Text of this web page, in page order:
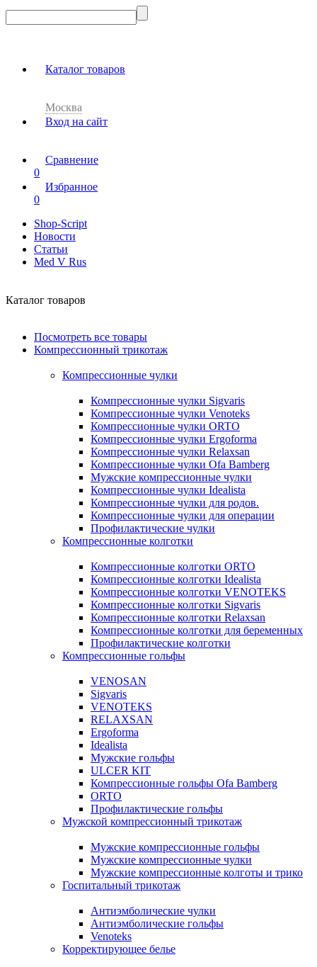
Каталог товаров
Москва
Вход на сайт
Сравнение
0
Избранное
0
Shop-Script
Новости
Статьи
Med V Rus
Каталог товаров
Посмотреть все товары
Компрессионный трикотаж
Компрессионные чулки
Компрессионные чулки Sigvaris
Компрессионные чулки Venoteks
Компрессионные чулки ORTO
Компрессионные чулки Ergoforma
Компрессионные чулки Relaxsan
Компрессионные чулки Ofa Bamberg
Мужские компрессионные чулки
Компрессионные чулки Idealista
Компрессионные чулки для родов.
Компрессионные чулки для операции
Профилактические чулки
Компрессионные колготки
Компрессионные колготки ORTO
Компрессионные колготки Idealista
Компрессионные колготки VENOTEKS
Компрессионные колготки Sigvaris
Компрессионные колготки Relaxsan
Компрессионные колготки для беременных
Профилактические колготки
Компрессионные гольфы
VENOSAN
Sigvaris
VENOTEKS
RELAXSAN
Ergoforma
Idealista
Мужские гольфы
ULCER KIT
Компрессионные гольфы Ofa Bamberg
ORTO
Профилактические гольфы
Мужской компрессионный трикотаж
Мужские компрессионные гольфы
Мужские компрессионные чулки
Мужские компрессионные колготы и трико
Госпитальный трикотаж
Антиэмболические чулки
Антиэмболические гольфы
Venoteks
Корректирующее белье